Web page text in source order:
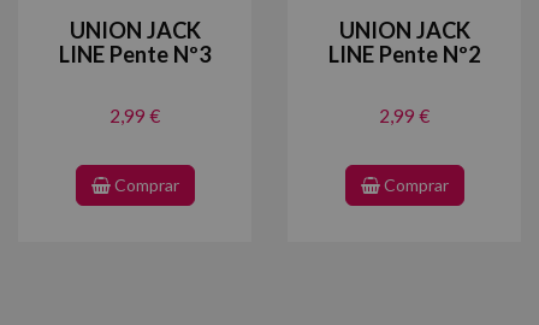
UNION JACK
LINE Pente Nº3
2,99 €
Comprar
UNION JACK
LINE Pente Nº2
2,99 €
Comprar